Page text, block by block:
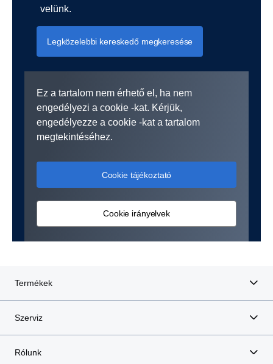
velünk.
Legközelebbi kereskedő megkeresése
Ez a tartalom nem érhető el, ha nem
engedélyezi a cookie -kat. Kérjük,
engedélyezze a cookie -kat a tartalom
megtekintéséhez.
Cookie tájékoztató
Cookie irányelvek
Termékek
Szerviz
Rólunk